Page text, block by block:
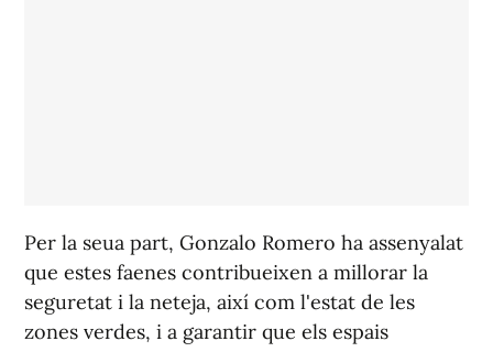
Per la seua part, Gonzalo Romero ha assenyalat
que estes faenes contribueixen a millorar la
seguretat i la neteja, així com l'estat de les
zones verdes, i a garantir que els espais